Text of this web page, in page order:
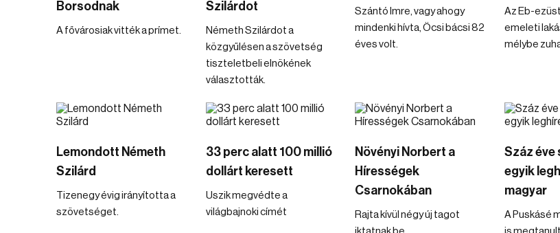
Borsodnak
A fővárosiak vitték a prímet.
Szilárdot
Németh Szilárdot a
közgyűlésen a szövetség
tiszteletbeli elnökének
választották.
Szántó Imre, vagy ahogy
mindenki hívta, Öcsi bácsi 82
éves volt.
Az Eb-
emeleti
mélybe
Lemondott Németh
Szilárd
Tizenegy évig irányította a
szövetséget.
33 perc alatt 100 millió
dollárt keresett
Uszik megvédte a
világbajnoki címét
Növényi Norbert a
Hírességek
Csarnokában
Rajta kívül négy új tagot
Száz éve
egyik
magyar
A Puskásé